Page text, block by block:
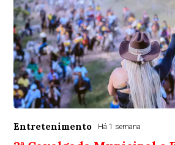
Entretenimento Há 1 semana